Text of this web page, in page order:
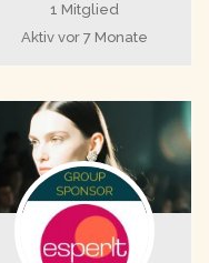
1 Mitglied
Aktiv vor 7 Monate